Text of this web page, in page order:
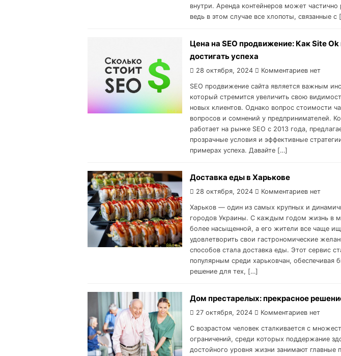
внутри. Аренда контейнеров может
ведь в этом случае все хлопоты, связанные с
Цена на SEO продвижение: Как Site
достигать успеха
28 октября, 2024 Комментариев нет
SEO продвижение сайта является важным
который стремится увеличить свою
новых клиентов. Однако вопрос стоимости
вопросов и сомнений у предпринимателей.
работает на рынке SEO с 2013 года,
прозрачные условия и эффективные
примерах успеха. Давайте […]
Доставка еды в Харькове
28 октября, 2024 Комментариев нет
Харьков — один из самых крупных и
городов Украины. С каждым годом жизнь в
более насыщенной, а его жители все чаще
удовлетворить свои гастрономические
способов стала доставка еды. Этот сервис
популярным среди харьковчан, обеспечивая
решение для тех, […]
Дом престарелых: прекрасное
27 октября, 2024 Комментариев нет
С возрастом человек сталкивается с
ограничений, среди которых поддержание
достойного уровня жизни занимают главные